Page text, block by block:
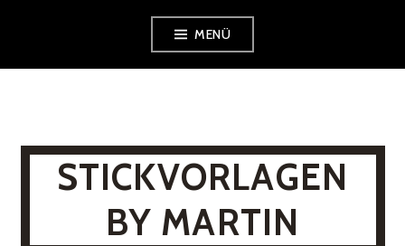
MENÜ
STICKVORLAGEN
BY MARTIN